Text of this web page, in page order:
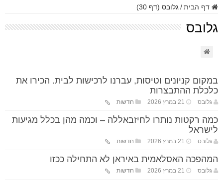
דף הבית / גלובס (דף 30)
גלובס
במקום קניונים וטיסות, עברנו לרכישות לבית. הכירו את
כלכלת ההתבצרות
גלובס 21 במרץ 2026 חדשות
כמה רקטות נותרו לחיזבאללה – וכמה מהן בכלל מגיעות
לישראל
גלובס 21 במרץ 2026 חדשות
המהפכה האסלאמית באיראן לא התחילה ככזו
גלובס 21 במרץ 2026 חדשות